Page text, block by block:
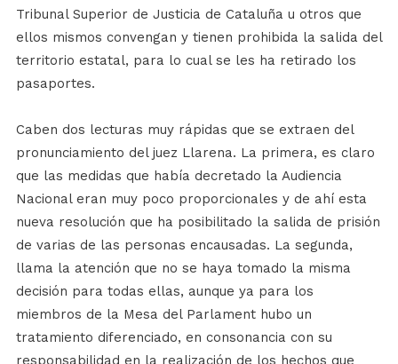
Tribunal Superior de Justicia de Cataluña u otros que
ellos mismos convengan y tienen prohibida la salida del
territorio estatal, para lo cual se les ha retirado los
pasaportes.
Caben dos lecturas muy rápidas que se extraen del
pronunciamiento del juez Llarena. La primera, es claro
que las medidas que había decretado la Audiencia
Nacional eran muy poco proporcionales y de ahí esta
nueva resolución que ha posibilitado la salida de prisión
de varias de las personas encausadas. La segunda,
llama la atención que no se haya tomado la misma
decisión para todas ellas, aunque ya para los
miembros de la Mesa del Parlament hubo un
tratamiento diferenciado, en consonancia con su
responsabilidad en la realización de los hechos que